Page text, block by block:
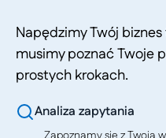
Napędzimy Twój
musimy poznać Twoje
prostych krokach.
Analiza zapytania